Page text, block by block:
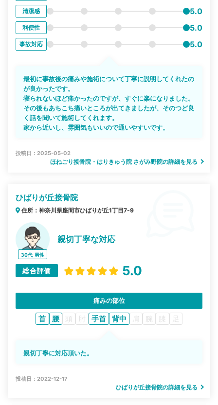
清潔感 5.0
利便性 5.0
事故対応 5.0
最初に事故後の痛みや施術について丁寧に説明してくれたの
が良かったです。
寝られないほど痛かったのですが、すぐに楽になりました。
その後もあちこち痛いところが出てきましたが、そのつど良
く話を聞いて施術してくれます。
家から近いし、雰囲気もいいので通いやすいです。
投稿日：2025-05-02
ほねごり接骨院・はりきゅう院 さがみ野院の詳細を見る
ひばりが丘接骨院
住所：神奈川県座間市ひばりが丘1丁目7-9
30代 男性
親切丁寧な対応
総合評価 5.0
痛みの部位
首 腰 頭 肘 手首 背中 肩 腕 膝 足
親切丁寧に対応頂いた。
投稿日：2022-12-17
ひばりが丘接骨院の詳細を見る